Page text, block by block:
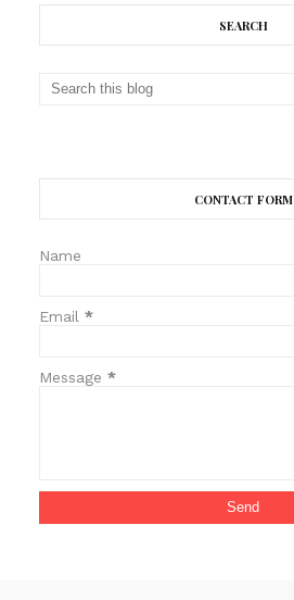
SEARCH
CONTACT FORM
Name
Email *
Message *